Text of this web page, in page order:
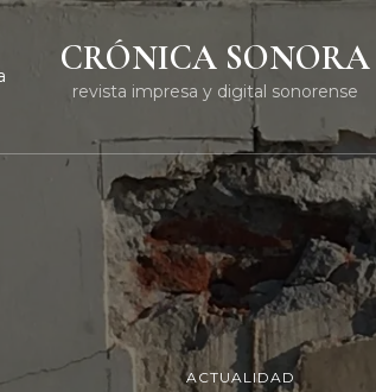
CRÓNICA SONORA
revista impresa y digital sonorense
ACTUALIDAD